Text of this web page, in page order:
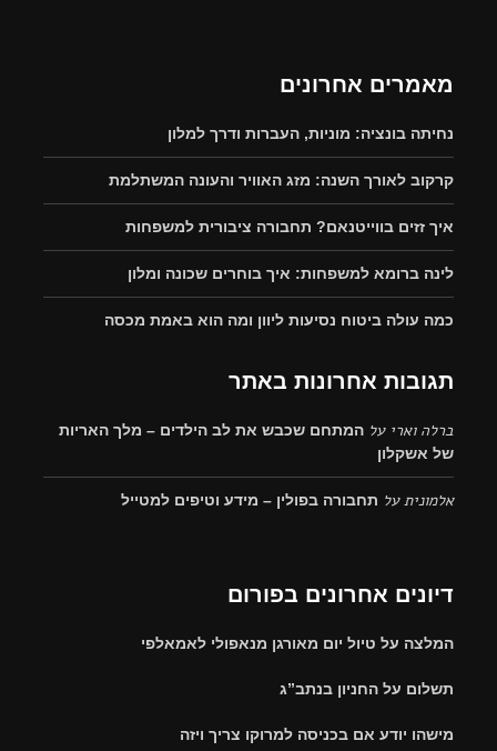
מאמרים אחרונים
נחיתה בונציה: מוניות, העברות ודרך למלון
קרקוב לאורך השנה: מזג האוויר והעונה המשתלמת
איך זזים בווייטנאם? תחבורה ציבורית למשפחות
לינה ברומא למשפחות: איך בוחרים שכונה ומלון
כמה עולה ביטוח נסיעות ליוון ומה הוא באמת מכסה
תגובות אחרונות באתר
ברלה וארי על המתחם שכבש את לב הילדים – מלך האריות
של אשקלון
אלמוניתעל תחבורה בפולין – מידע וטיפים למטייל
דיונים אחרונים בפורום
המלצה על טיול יום מאורגן מנאפולי לאמאלפי
תשלום על החניון בנתב”ג
מישהו יודע אם בכניסה למרוקו צריך ויזה